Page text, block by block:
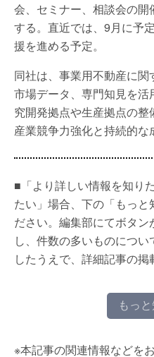
会、セミナー、相談会の
する。直近では、9月に予
援を進める予定。
同社は、事業用不動産に
市場データ、専門知見を
究開発拠点や生産拠点の
産業競争力強化と持続的な
■「より詳しい情報を知り
たい」場合、下の「もっと
ださい。編集部にてボタン
し、件数の多いものにつ
したうえで、詳細記事の掲
もっ
※本記事の関連情報などを